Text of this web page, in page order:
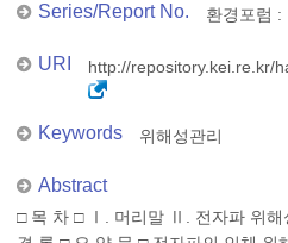
Series/Report No. 환경포럼 :
URI http://repository.kei.re.kr/
Keywords 위해성관리
Abstract
□ 목 차 □ Ⅰ. 머리말 Ⅱ. 전자파 위